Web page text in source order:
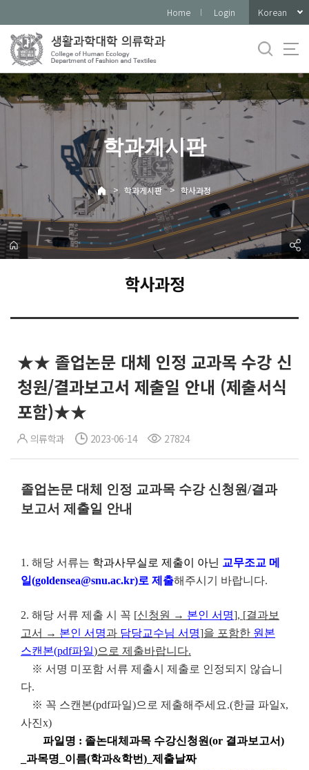
로
메
뉴
Home Login Korean
학과게시판
> 학과게시판 > 학사과정
학사과정
★★ 졸업논문 대체 인정 교과목 수강 신
청원/결과보고서 제출일 안내 (제출서식
포함)★★
의류학과 2023-06-14 27824
졸업논문 대체 인정 교과목 수강 신청원/결과
보고서 제출일 안내
1. 해당 서류는 학과사무실로 제출이 아닌 교무조교 메
일(goldensea@snu.ac.kr)로 제출해주시기 바랍니다.
2. 해당 서류 제출 시 꼭 [신청원 → 본인 서명], [결과보
고서 → 본인 서명과 담당교수님 서명]을 포함한 원본
스캔본(pdf파일)으로 제출바랍니다.
※ 서명 미포함 서류 제출시 제출로 인정되지 않습니
다.
※ 꼭 스캔본(pdf파일)으로 제출해주세요.(한글 파일x,
사진x)
파일명 : 졸논대체과목 수강신청원(or 결과보고서)
_과목명_이름(학과&학번)_제출날짜